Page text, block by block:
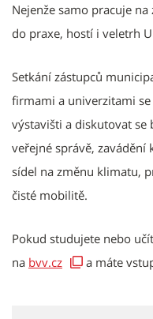
Nejenže samo pracuje
do praxe, hostí i veletrh
Setkání zástupců
firmami a univerzitami
výstavišti a diskutovat se
veřejné správě,
sídel na změnu klimatu,
čisté mobilitě.
Pokud studujete nebo
na bvv.cz a máte